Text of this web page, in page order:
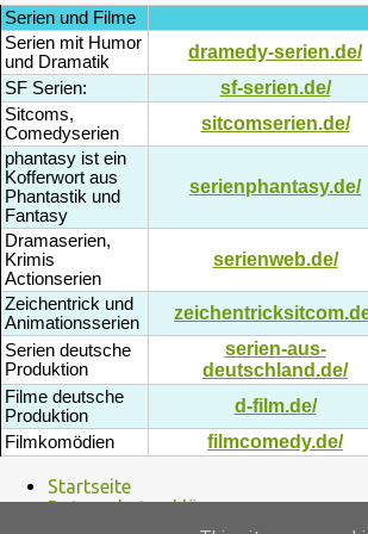
Serien und Filme
Serien mit Humor
und Dramatik
dramedy-serien.de/
SF Serien: sf-serien.de/
Sitcoms,
Comedyserien
sitcomserien.de/
phantasy ist ein
Kofferwort aus
Phantastik und
Fantasy
serienphantasy.de/
Dramaserien,
Krimis
Actionserien
serienweb.de/
Zeichentrick und
Animationsserien
Serien deutsche
Produktion
serien-aus-
deutschland.de/
Filme deutsche
Produktion
d-film.de/
Filmkomödien filmcomedy.de/
Startseite
Datenschutzerklärung
Disclaimer / Nutzungsbedingungen